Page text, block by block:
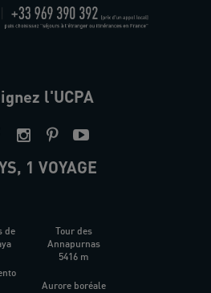
l'UCPA
1 VOYAGE
de
Tour des
Annapurnas
5416 m
Aurore boréale